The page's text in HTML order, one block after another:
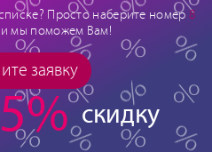
Просто наберите номер 8
и мы поможем Вам!
заявку
5% скидку